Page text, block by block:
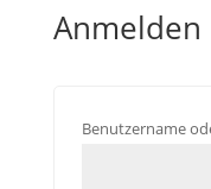
Anmelden
Benutzername